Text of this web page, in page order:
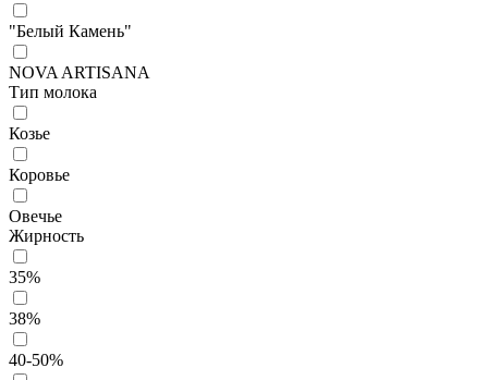
"Белый Камень"
NOVA ARTISANA
Тип молока
Козье
Коровье
Овечье
Жирность
35%
38%
40-50%